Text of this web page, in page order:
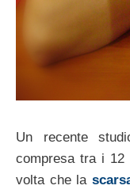
Un recente
compresa tra i 12
volta che la